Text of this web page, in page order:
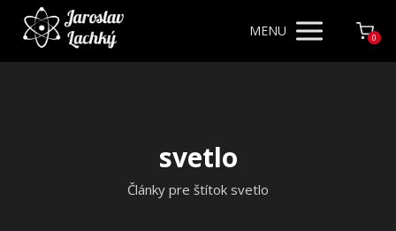
MENU 0
svetlo
Články pre štítok svetlo